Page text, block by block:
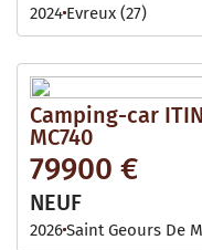
2024 Evreux (27)
Camping-car
MC740
79900 €
NEUF
2026Saint Geours De